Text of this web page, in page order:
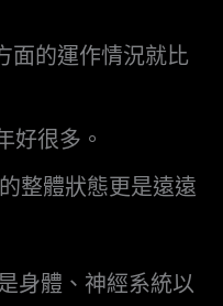
面的運作情況就比
好很多。
整體狀態更是遠遠
身體、神經系統以